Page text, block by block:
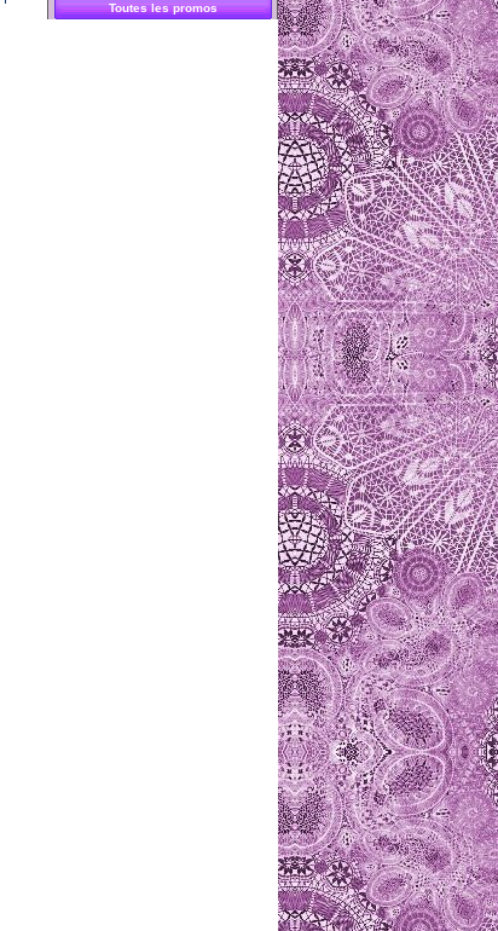
Napperon... Napperon... napperon... Napperon...
Toutes les promos